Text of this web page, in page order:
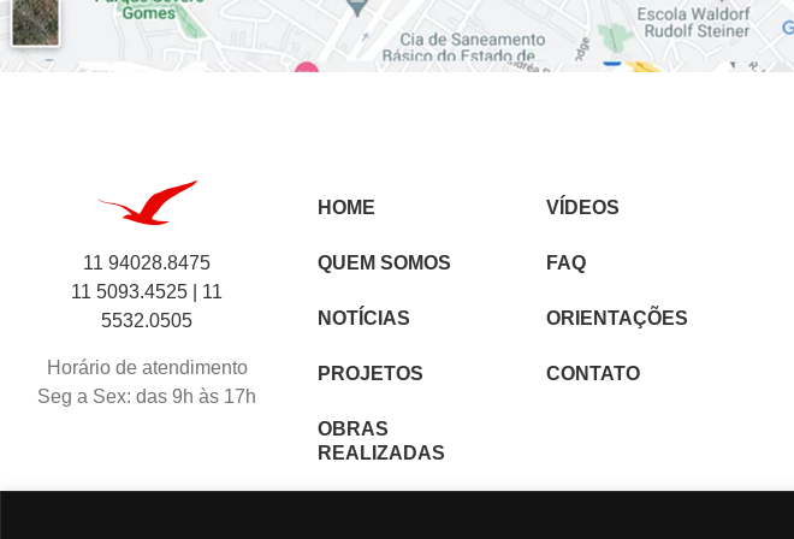
11 94028.8475
11 5093.4525 | 11
5532.0505
Horário de atendimento
Seg a Sex: das 9h às 17h
HOME
QUEM SOMOS
NOTÍCIAS
PROJETOS
OBRAS
REALIZADAS
VÍDEOS
FAQ
ORIENTAÇÕES
CONTATO